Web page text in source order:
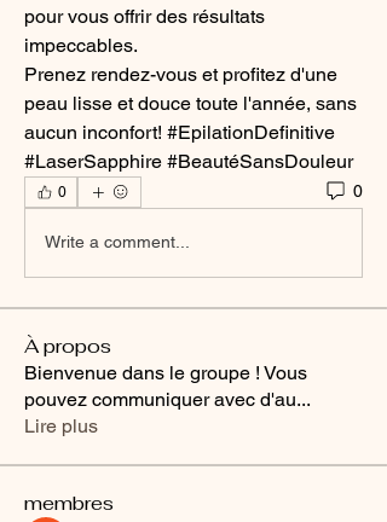
pour vous offrir des résultats
impeccables.
Prenez rendez-vous et profitez d'une
peau lisse et douce toute l'année, sans
aucun inconfort! #EpilationDefinitive
#LaserSapphire #BeautéSansDouleur
0 0
Write a comment...
À propos
Bienvenue dans le groupe ! Vous
pouvez communiquer avec d'au...
Lire plus
membres